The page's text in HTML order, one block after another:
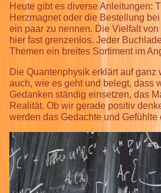
Heute gibt es diverse Anleitungen:
Herzmagnet oder die Bestellung
ein paar zu nennen. Die Vielfalt
hier fast grenzenlos. Jeder
Themen ein breites Sortiment im
Die Quantenphysik erklärt auf ganz
auch, wie es geht und belegt, dass
Gedanken ständig einsetzen, das
Realität. Ob wir gerade positiv
werden das Gedachte und Gefühlte